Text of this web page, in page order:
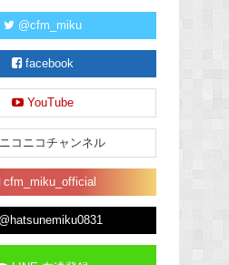
@cfm_miku
facebook
YouTube
コニコチャンネル
cfm_miku_official
@hatsunemiku0831